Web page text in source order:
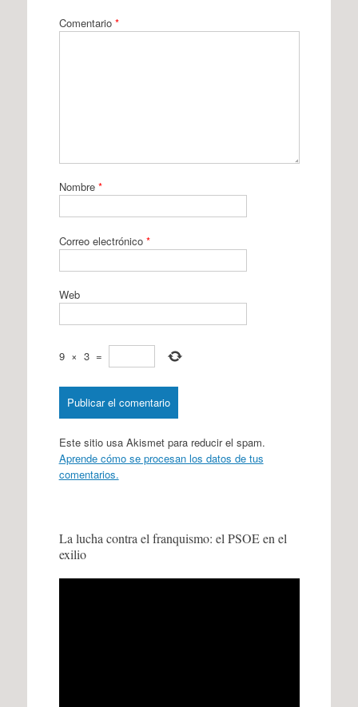
Comentario *
Nombre *
Correo electrónico *
Web
9 × 3 =
Este sitio usa Akismet para reducir el spam.
Aprende cómo se procesan los datos de tus
comentarios.
La lucha contra el franquismo: el PSOE en el
exilio